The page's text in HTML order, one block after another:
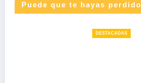
Puede que te hayas perdido